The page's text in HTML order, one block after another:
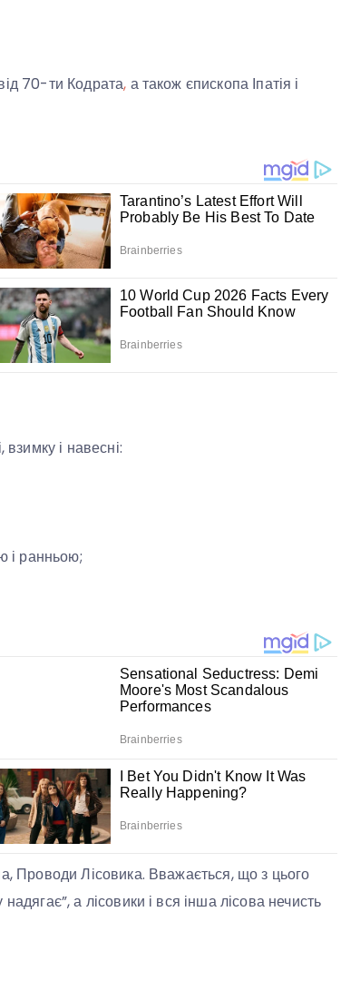
70-ти Кодрата, а також єпископа Іпатія і
і навесні:
і ранньою;
Проводи Лісовика. Вважається, що з цього
а лісовики і вся інша лісова нечисть